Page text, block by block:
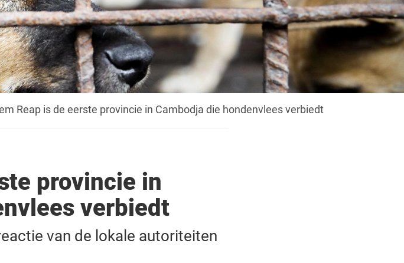
Reap is de eerste provincie in Cambodja die hondenvlees verbiedt
provincie in
verbiedt
van de lokale autoriteiten